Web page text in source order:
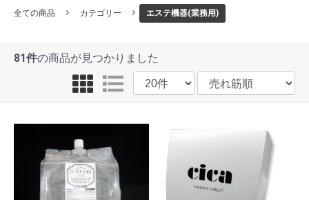
全ての商品 カテゴリー エステ機器(業務用)
81件の商品が見つかりました